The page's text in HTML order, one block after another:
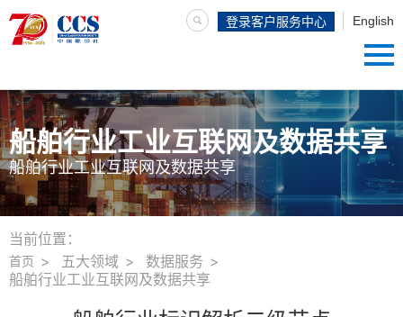
English
登录客户服务中心
船舶行业工业互联网及数据共享
船舶行业工业互联网及数据共享
当前位置：
首页 五大领域
数据服务
船舶行业工业互联网及数据共享